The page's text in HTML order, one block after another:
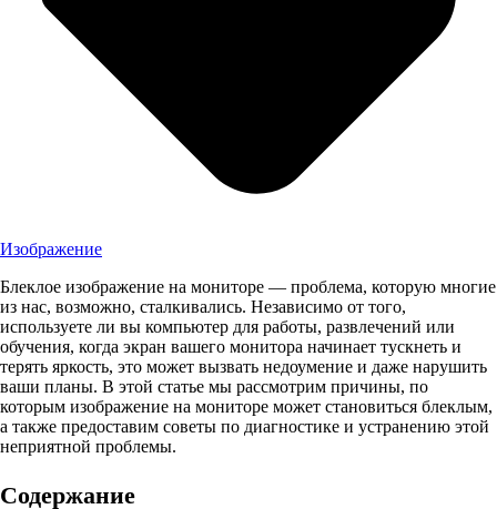
Изображение
Блеклое изображение на мониторе — проблема, которую многие
из нас, возможно, сталкивались. Независимо от того,
используете ли вы компьютер для работы, развлечений или
обучения, когда экран вашего монитора начинает тускнеть и
терять яркость, это может вызвать недоумение и даже нарушить
ваши планы. В этой статье мы рассмотрим причины, по
которым изображение на мониторе может становиться блеклым,
а также предоставим советы по диагностике и устранению этой
неприятной проблемы.
Содержание